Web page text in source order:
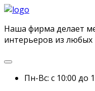
Наша фирма делает
интерьеров из любых
Пн-Вс: с 10:00 до